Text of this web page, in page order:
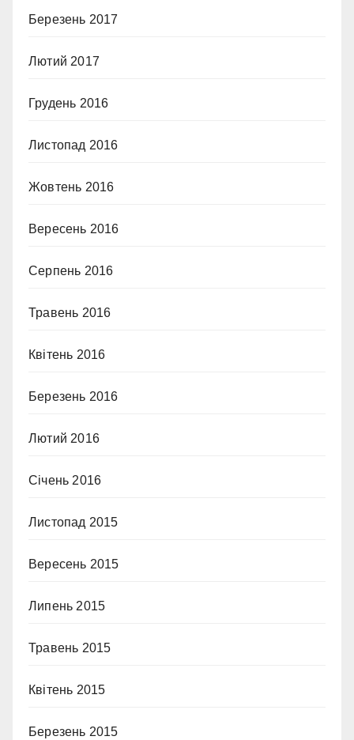
Березень 2017
Лютий 2017
Грудень 2016
Листопад 2016
Жовтень 2016
Вересень 2016
Серпень 2016
Травень 2016
Квітень 2016
Березень 2016
Лютий 2016
Січень 2016
Листопад 2015
Вересень 2015
Липень 2015
Травень 2015
Квітень 2015
Березень 2015